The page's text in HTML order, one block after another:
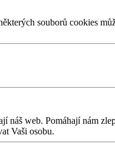
souborů cookies
náš web. Pomáhají nám
Vaši osobu.